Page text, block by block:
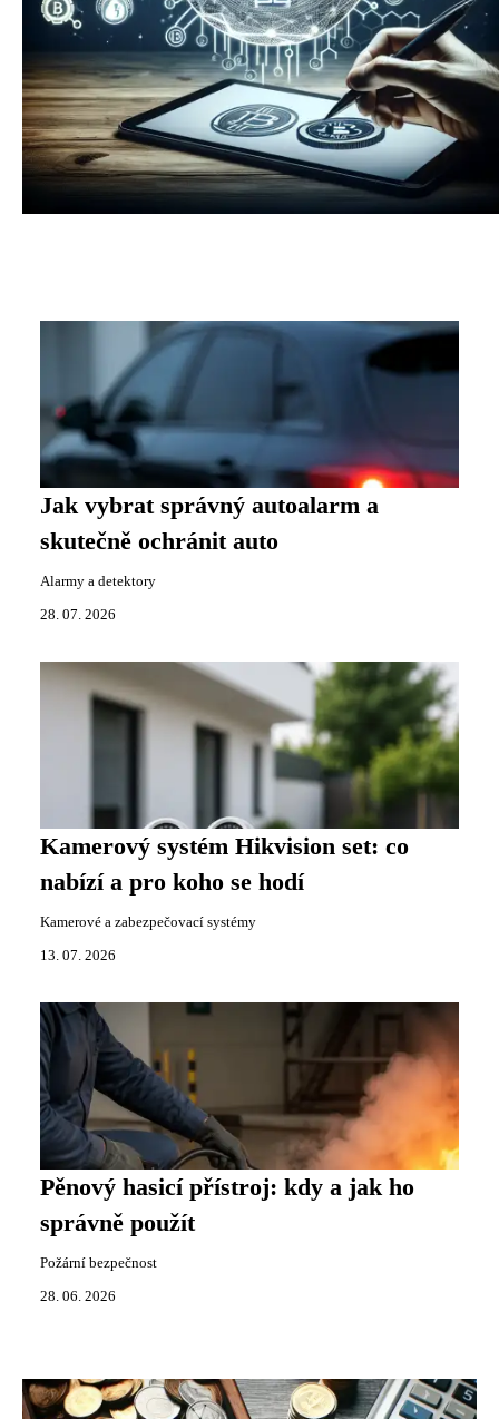
Jak vybrat správný autoalarm a
skutečně ochránit auto
Alarmy a detektory
28. 07. 2026
Kamerový systém Hikvision set: co
nabízí a pro koho se hodí
Kamerové a zabezpečovací systémy
13. 07. 2026
Pěnový hasicí přístroj: kdy a jak ho
správně použít
Požární bezpečnost
28. 06. 2026